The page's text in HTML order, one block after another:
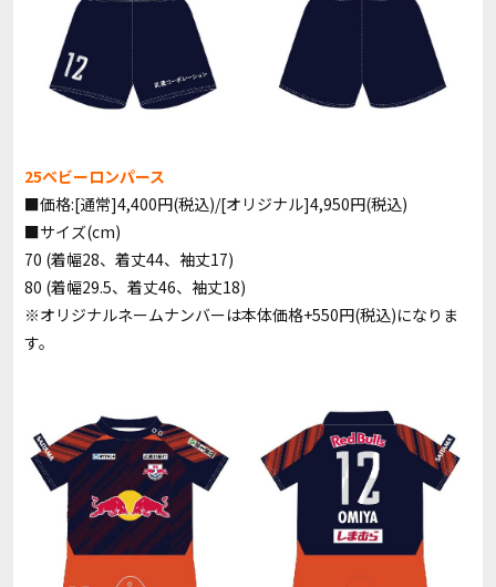
25ベビーロンパース
■価格:[通常]4,400円(税込)/[オリジナル]4,950円(税込)
■サイズ(cm)
70 (着幅28、着丈44、袖丈17)
80 (着幅29.5、着丈46、袖丈18)
※オリジナルネームナンバーは本体価格+550円(税込)になりま
す。